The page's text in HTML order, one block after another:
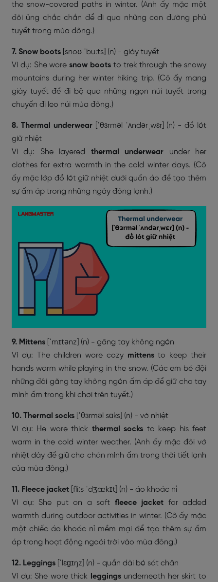
the snow-covered paths in winter. (Anh ấy mặc một
đôi ủng chắc chắn để đi qua những con đường phủ
tuyết trong mùa đông.)
7. Snow boots [snoʊ ˈbuːts] (n) - giày tuyết
Ví dụ: She woresnow boots to trek through the snowy
mountains during her winter hiking trip. (Cô ấy mang
giày tuyết để đi bộ qua những ngọn núi tuyết trong
chuyến đi leo núi mùa đông.)
8. Thermal underwear
[ˈθɜrməl ˈʌndərˌwɛr] (n) - đồ lót
giữ nhiệt
Ví dụ: She layered thermal underwear under her
clothes for extra warmth in the cold winter days. (Cô
ấy mặc lớp đồ lót giữ nhiệt dưới quần áo để tạo thêm
sự ấm áp trong những ngày đông lạnh.)
9. Mittens [ˈmɪtənz] (n) - găng tay không ngón
Ví dụ: The children wore cozy mittensto keep their
hands warm while playing in the snow. (Các em bé đội
những đôi găng tay không ngón ấm áp để giữ cho tay
mình ấm trong khi chơi trên tuyết.)
10. Thermal socks [ˈθɜrməl sɑks] (n) - vớ nhiệt
Ví dụ: He wore thick thermal socks to keep his feet
warm in the cold winter weather. (Anh ấy mặc đôi vớ
nhiệt dày để giữ cho chân mình ấm trong thời tiết lạnh
của mùa đông.)
11. Fleece jacket [fliːs ˈdʒækɪt] (n) - áo khoác nỉ
Ví dụ: She put on a soft fleece jacket for added
warmth during outdoor activities in winter. (Cô ấy mặc
một chiếc áo khoác nỉ mềm mại để tạo thêm sự ấm
áp trong hoạt động ngoài trời vào mùa đông.)
12. Leggings [ˈlɛɡɪŋz] (n) - quần dài bó sát chân
Ví dụ: She wore thick
leggingsunderneath her skirt to